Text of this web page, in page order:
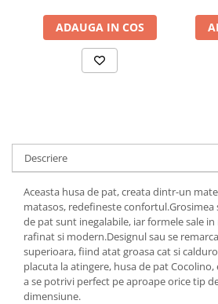
ADAUGA IN COS
Descriere
Aceasta husa de pat, creata dintr-un
matasos, redefineste confortul.Grosimea
de pat sunt inegalabile, iar formele sale
rafinat si modern.Designul sau se
superioara, fiind atat groasa cat si
placuta la atingere, husa de pat
a se potrivi perfect pe aproape orice tip
dimensiune.